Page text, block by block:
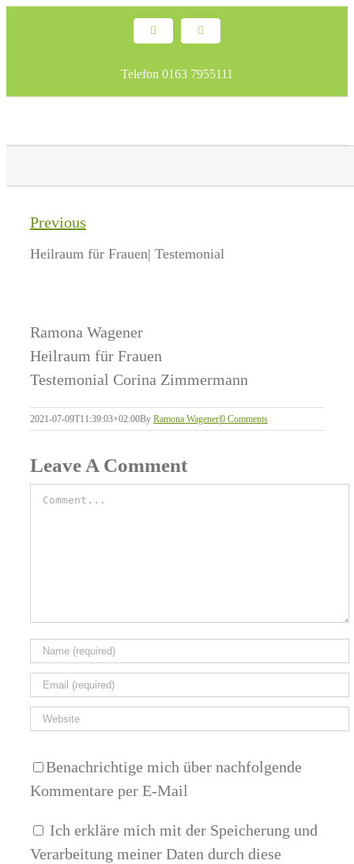
Facebook Email
Telefon 0163 7955111
Previous
Heilraum für Frauen| Testemonial
Ramona Wagener
Heilraum für Frauen
Testemonial Corina Zimmermann
2021-07-09T11:39:03+02:00By Ramona Wagener0 Comments
Leave A Comment
Comment
Benachrichtige mich über nachfolgende
Kommentare per E-Mail
Ich erkläre mich mit der Speicherung und
Verarbeitung meiner Daten durch diese